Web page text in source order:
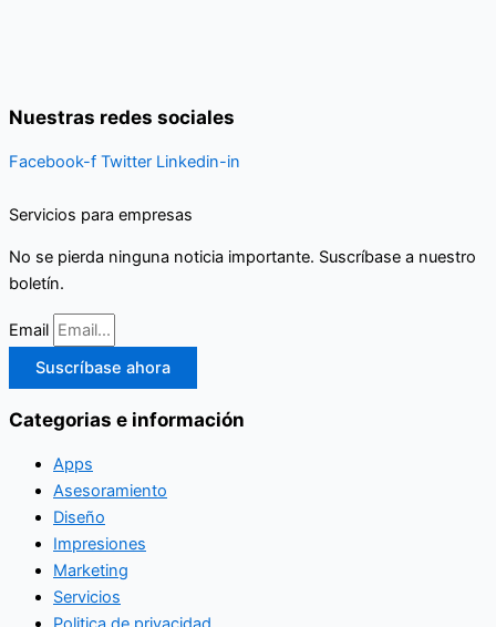
Nuestras redes sociales
Facebook-f Twitter Linkedin-in
Servicios para empresas
No se pierda ninguna noticia importante. Suscríbase a nuestro
boletín.
Email
Suscríbase ahora
Categorias e información
Apps
Asesoramiento
Diseño
Impresiones
Marketing
Servicios